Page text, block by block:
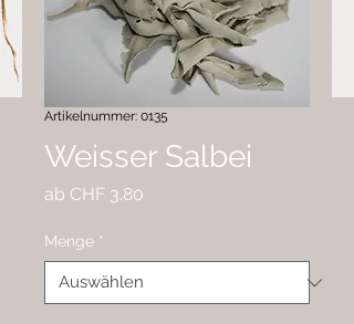
Artikelnummer: 0135
Weisser Salbei
ab CHF 3.80
Menge *